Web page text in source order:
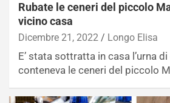
Rubate le ceneri del piccolo
vicino casa
Dicembre 21, 2022 Longo Elisa
E’ stata sottratta in casa l’urna
conteneva le ceneri del piccolo